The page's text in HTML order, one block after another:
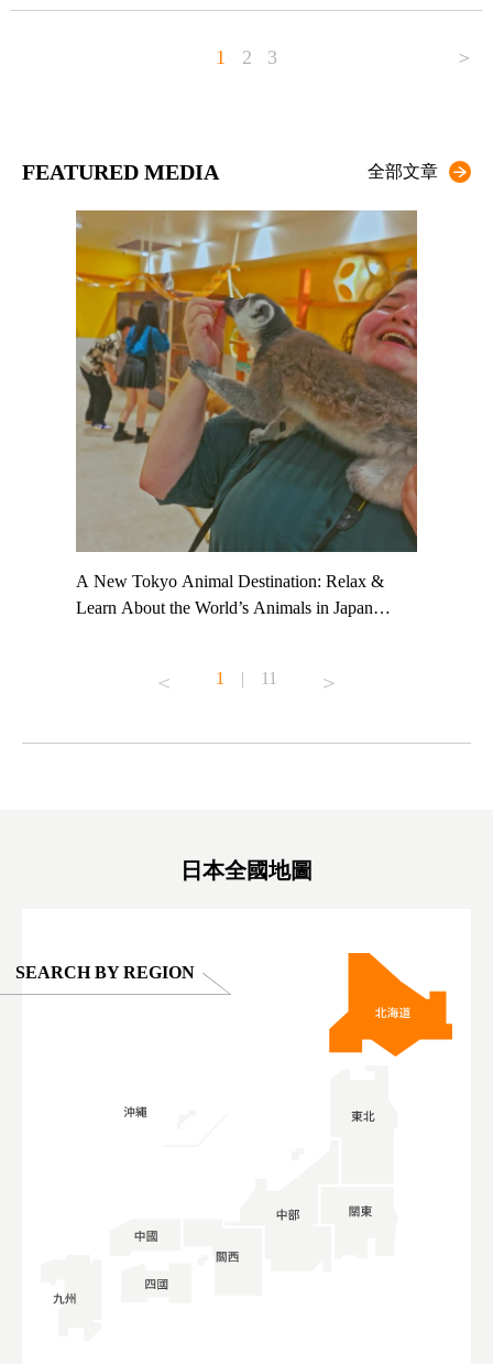
1 2 3 ＞
FEATURED MEDIA 全部文章
#kyoto
A New Tokyo Animal Destination: Relax &
Learn About the World’s Animals in Japan
#japantrip #카피바라 #애니터치 #아이와가볼
京親子景點 #日本動物互動體驗 #水豚泡澡 #
1 | 11
日本全國地圖
SEARCH BY REGION